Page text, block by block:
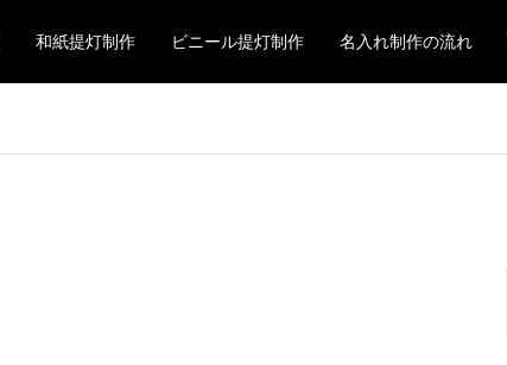
和紙提灯制作 ビニール提灯制作 名入れ制作の流れ